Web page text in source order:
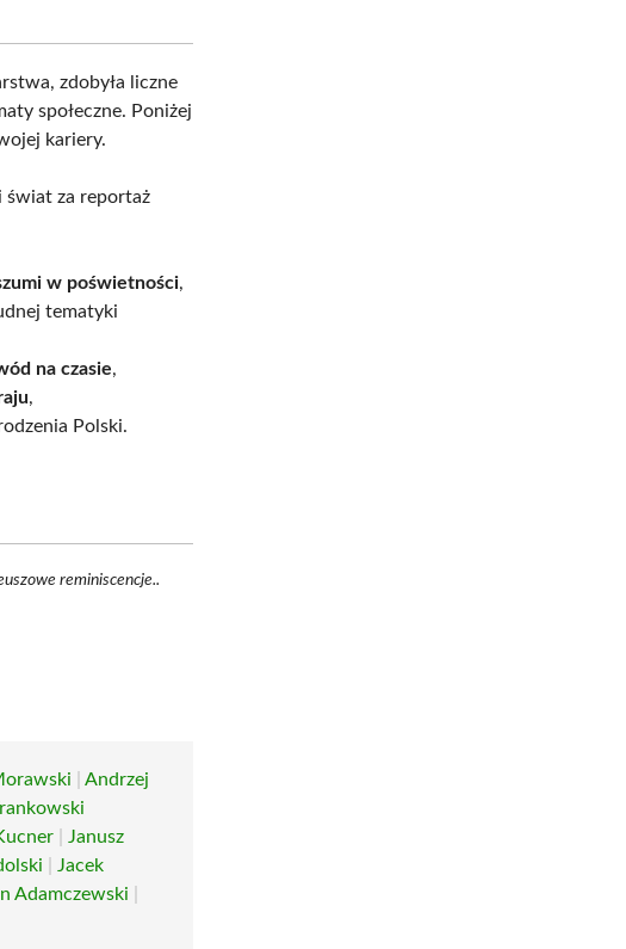
zdobyła liczne
społeczne. Poniżej
kariery.
świat za reportaż
w poświetności,
tematyki
na czasie,
,
Polski.
reminiscencje..
|Andrzej
Janusz
Jacek
Adamczewski